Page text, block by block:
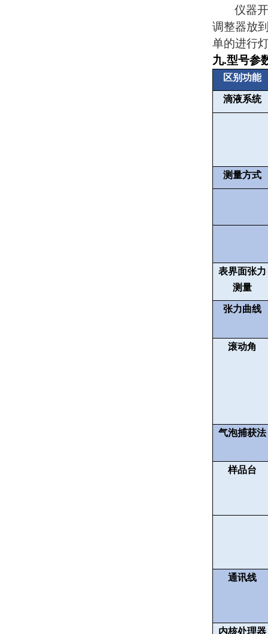
仪器
调整器放
单的进行
九.型号参
区别功能
滴液系统
测量方式
表界面张力
测量
张力曲线
滚动角
气泡捕获法
样品台
通讯线
内核处理器